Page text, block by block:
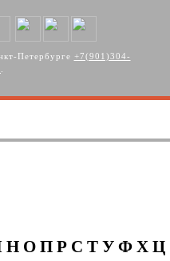
Петербурге +7(901)304-
Н О П Р С Т У Ф Х Ц